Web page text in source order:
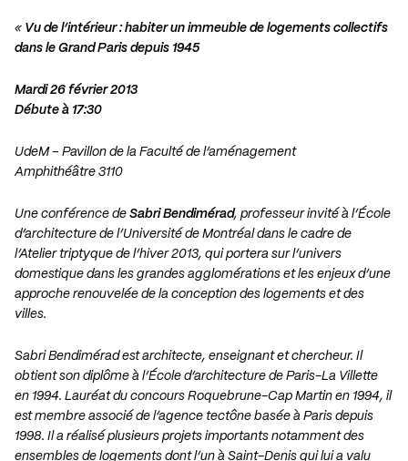
« Vu de l’intérieur : habiter un immeuble de logements collectifs
dans le Grand Paris depuis 1945
Mardi 26 février 2013
Débute à 17:30
UdeM – Pavillon de la Faculté de l’aménagement
Amphithéâtre 3110
Une conférence de Sabri Bendimérad, professeur invité à l’École
d’architecture de l’Université de Montréal dans le cadre de
l’Atelier triptyque de l’hiver 2013, qui portera sur l’univers
domestique dans les grandes agglomérations et les enjeux d’une
approche renouvelée de la conception des logements et des
villes.
Sabri Bendimérad est architecte, enseignant et chercheur. Il
obtient son diplôme à l’École d’architecture de Paris-La Villette
en 1994. Lauréat du concours Roquebrune-Cap Martin en 1994, il
est membre associé de l’agence tectône basée à Paris depuis
1998. Il a réalisé plusieurs projets importants notamment des
ensembles de logements dont l’un à Saint-Denis qui lui a valu